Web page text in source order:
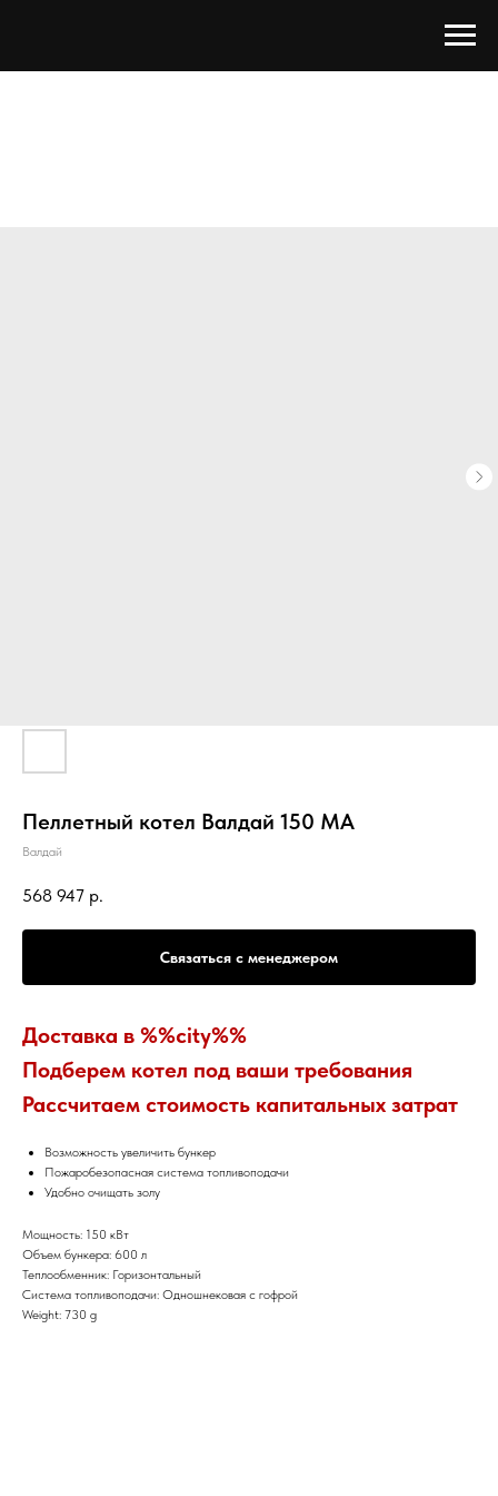
Пеллетный котел Валдай 150 МА
Валдай
568 947 р.
Связаться с менеджером
Доставка в %%city%%
Подберем котел под ваши требования
Рассчитаем стоимость капитальных затрат
Возможность увеличить бункер
Пожаробезопасная система топливоподачи
Удобно очищать золу
Мощность: 150 кВт
Объем бункера: 600 л
Теплообменник: Горизонтальный
Система топливоподачи: Одношнековая с гофрой
Weight: 730 g